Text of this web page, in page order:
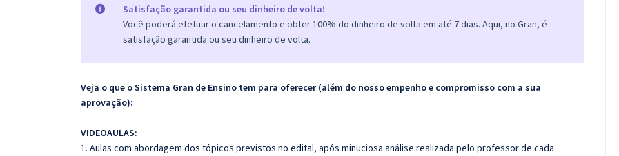
Satisfação garantida ou seu dinheiro de volta!
Você poderá efetuar o cancelamento e obter 100% do dinheiro de volta em até 7 dias. Aqui, no Gran, é
satisfação garantida ou seu dinheiro de volta.
Veja o que o Sistema Gran de Ensino tem para oferecer (além do nosso empenho e compromisso com a sua
aprovação):
VIDEOAULAS:
1. Aulas com abordagem dos tópicos previstos no edital, após minuciosa análise realizada pelo professor de cada